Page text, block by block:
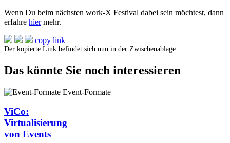
Wenn Du beim nächsten work-X Festival dabei sein möchtest, dann
erfahre hiermehr.
copy link
Der kopierte Link befindet sich nun in der Zwischenablage
Das könnte Sie noch interessieren
Event-Formate
ViCo:
Virtualisierung
von Events